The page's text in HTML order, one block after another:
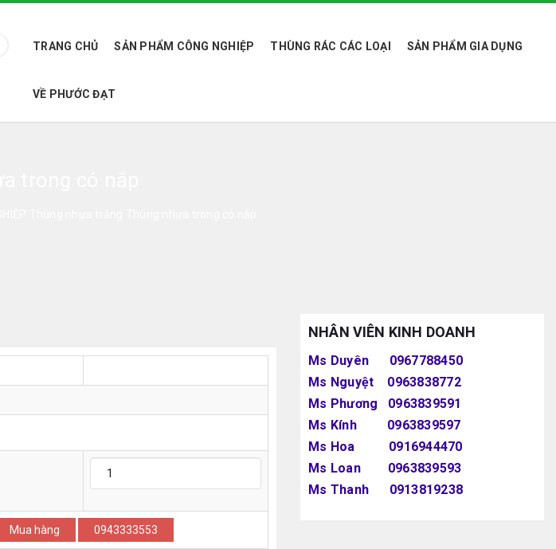
TRANG CHỦ SẢN PHẨM CÔNG NGHIỆP THÙNG RÁC CÁC LOẠI SẢN PHẨM GIA DỤNG
VỀ PHƯỚC ĐẠT
Mua hàng 0943333553
NHÂN VIÊN KINH DOANH
Ms Duyên 0967788450
Ms Nguyệt 0963838772
Ms Phương 0963839591
Ms Kính 0963839597
Ms Hoa 0916944470
Ms Loan 0963839593
Ms Thanh 0913819238